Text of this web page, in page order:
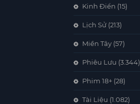
Kinh Điển (15)
Lịch Sử (213)
Miền Tây (57)
Phiêu Lưu (3.344)
Phim 18+ (28)
Tài Liệu (1.082)